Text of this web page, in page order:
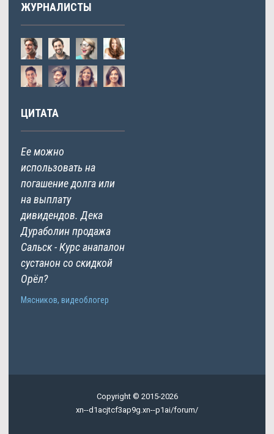
ЖУРНАЛИСТЫ
ЦИТАТА
Ее можно
использовать на
погашение долга или
на выплату
дивидендов. Дека
Дураболин продажа
Сальск - Курс анапалон
сустанон со скидкой
Орёл?
Мясников, видеоблогер
Copyright © 2015-2026
xn--d1acjtcf3ap9g.xn--p1ai/forum/